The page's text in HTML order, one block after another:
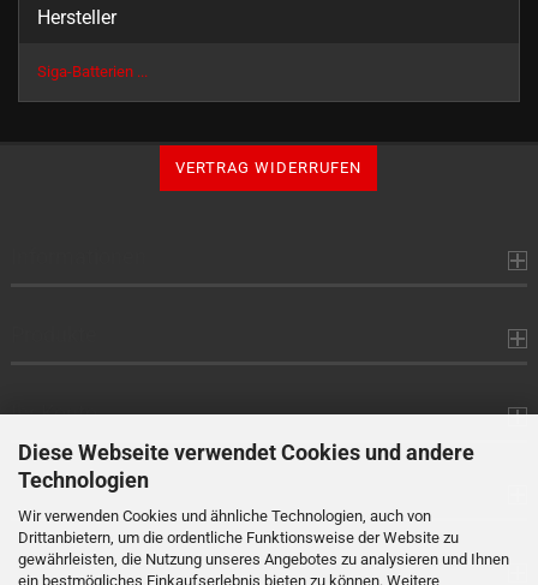
Diese Webseite verwendet Cookies und andere
Technologien
Wir verwenden Cookies und ähnliche Technologien, auch von
Drittanbietern, um die ordentliche Funktionsweise der Website zu
gewährleisten, die Nutzung unseres Angebotes zu analysieren und Ihnen
ein bestmögliches Einkaufserlebnis bieten zu können. Weitere
Hersteller
Siga-Batterien ...
VERTRAG WIDERRUFEN
Ihr Konto
Kontaktdaten
Zahlung